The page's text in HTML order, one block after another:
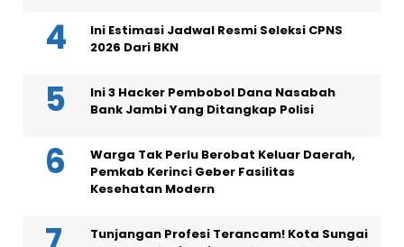
Ini Estimasi Jadwal Resmi Seleksi CPNS
2026 Dari BKN
Ini 3 Hacker Pembobol Dana Nasabah
Bank Jambi Yang Ditangkap Polisi
Warga Tak Perlu Berobat Keluar Daerah,
Pemkab Kerinci Geber Fasilitas
Kesehatan Modern
Tunjangan Profesi Terancam! Kota Sungai